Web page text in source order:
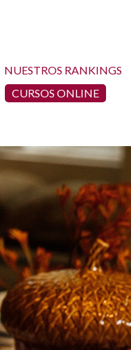
NUESTROS RANKINGS
CURSOS ONLINE